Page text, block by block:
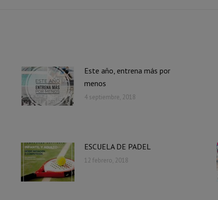
Este año, entrena más por
menos
4 septiembre, 2018
ESCUELA DE PADEL
12 febrero, 2018